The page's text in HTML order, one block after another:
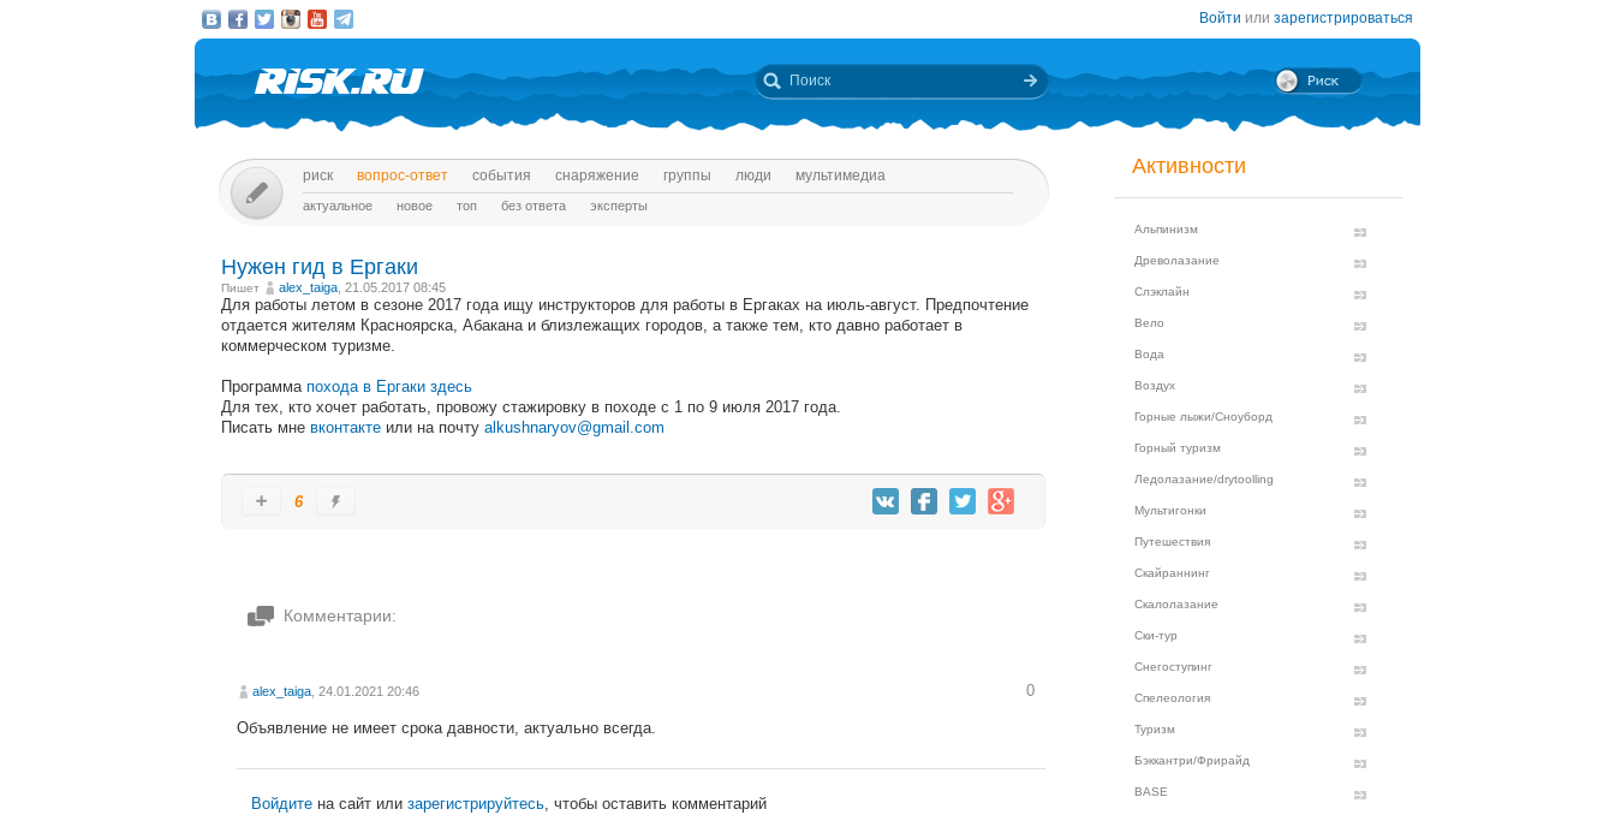
Войти или зарегистрироваться
риск вопрос-ответ события снаряжение группы люди мультимедиа
актуальное новое топ без ответа эксперты
Нужен гид в Ергаки
Пишет alex_taiga , 21.05.2017 08:45
Для работы летом в сезоне 2017 года ищу инструкторов для работы в Ергаках на июль-август. Предпочтение
отдается жителям Красноярска, Абакана и близлежащих городов, а также тем, кто давно работает в
коммерческом туризме.
Программа похода в Ергаки здесь
Для тех, кто хочет работать, провожу стажировку в походе с 1 по 9 июля 2017 года.
Писать мне вконтакте или на почту alkushnaryov@gmail.com
6
Комментарии:
alex_taiga , 24.01.2021 20:46 0
Объявление не имеет срока давности, актуально всегда.
Войдите на сайт или зарегистрируйтесь, чтобы оставить комментарий
Активности
Альпинизм
Древолазание
Слэклайн
Вело
Вода
Воздух
Горные лыжи/Сноуборд
Горный туризм
Ледолазание/drytoolling
Мультигонки
Путешествия
Скайраннинг
Скалолазание
Ски-тур
Снегоступинг
Спелеология
Туризм
Бэккантри/Фрирайд
BASE